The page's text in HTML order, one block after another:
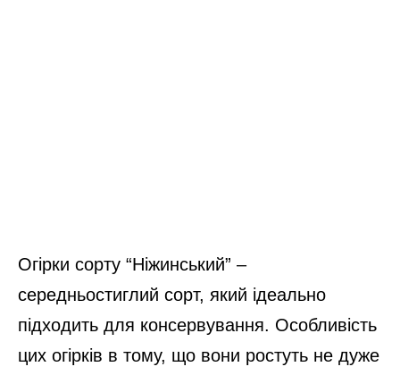
Огірки сорту “Ніжинський” –
середньостиглий сорт, який ідеально
підходить для консервування. Особливість
цих огірків в тому, що вони ростуть не дуже